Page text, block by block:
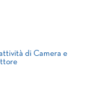
di Camera e